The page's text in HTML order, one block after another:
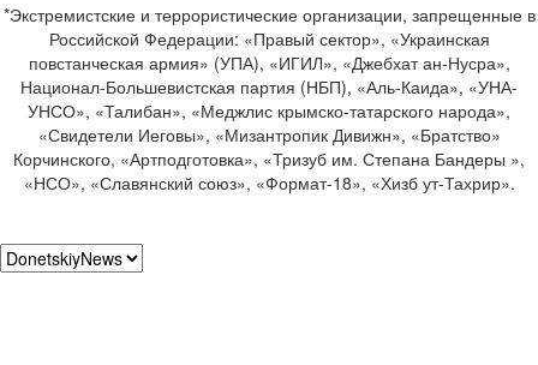
*Экстремистские и террористические организации, запрещенные в
Российской Федерации: «Правый сектор», «Украинская
повстанческая армия» (УПА), «ИГИЛ», «Джебхат ан-Нусра»,
Национал-Большевистская партия (НБП), «Аль-Каида», «УНА-
УНСО», «Талибан», «Меджлис крымско-татарского народа»,
«Свидетели Иеговы», «Мизантропик Дивижн», «Братство»
Корчинского, «Артподготовка», «Тризуб им. Степана Бандеры »,
«НСО», «Славянский союз», «Формат-18», «Хизб ут-Тахрир».